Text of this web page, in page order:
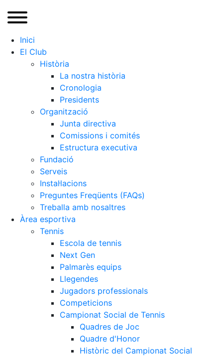
Inici
El Club
Història
La nostra història
Cronologia
Presidents
Organització
Junta directiva
Comissions i comités
Estructura executiva
Fundació
Serveis
Instal·lacions
Preguntes Freqüents (FAQs)
Treballa amb nosaltres
Àrea esportiva
Tennis
Escola de tennis
Next Gen
Palmarès equips
Llegendes
Jugadors professionals
Competicions
Campionat Social de Tennis
Quadres de Joc
Quadre d'Honor
Històric del Campionat Social